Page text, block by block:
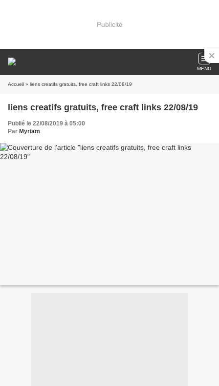
Publicité
MENU
Accueil » liens creatifs gratuits, free craft links 22/08/19
liens creatifs gratuits, free craft links 22/08/19
Publié le 22/08/2019 à 05:00
Par Myriam